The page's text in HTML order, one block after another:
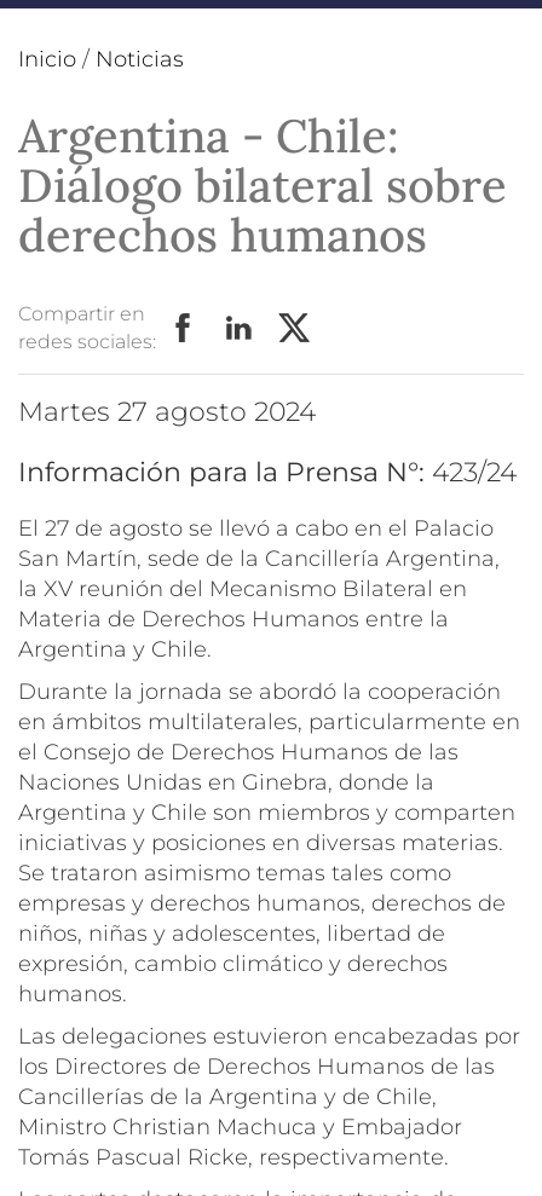
Inicio / Noticias
Argentina - Chile:
Diálogo bilateral sobre
derechos humanos
Compartir en
redes sociales:
martes 27 agosto 2024
Información para la Prensa N°: 423/24
El 27 de agosto se llevó a cabo en el Palacio
San Martín, sede de la Cancillería Argentina,
la XV reunión del Mecanismo Bilateral en
Materia de Derechos Humanos entre la
Argentina y Chile.
Durante la jornada se abordó la cooperación
en ámbitos multilaterales, particularmente en
el Consejo de Derechos Humanos de las
Naciones Unidas en Ginebra, donde la
Argentina y Chile son miembros y comparten
iniciativas y posiciones en diversas materias.
Se trataron asimismo temas tales como
empresas y derechos humanos, ⁠derechos de
niños, niñas y adolescentes, ⁠libertad de
expresión, cambio climático y derechos
humanos.
Las delegaciones estuvieron encabezadas por
los Directores de Derechos Humanos de las
Cancillerías de la Argentina y de Chile,
Ministro Christian Machuca y Embajador
Tomás Pascual Ricke, respectivamente.